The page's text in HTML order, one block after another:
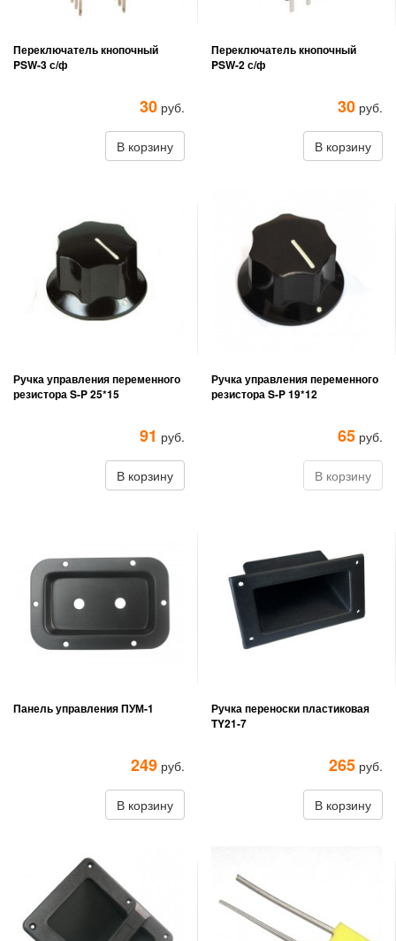
Переключатель кнопочный
PSW-3 с/ф
30 руб.
В корзину
Переключатель кнопочный
PSW-2 с/ф
30 руб.
В корзину
Ручка управления переменного
резистора S-P 25*15
91 руб.
В корзину
Ручка управления переменного
резистора S-P 19*12
65 руб.
В корзину
Панель управления ПУМ-1
249 руб.
В корзину
Ручка переноски пластиковая
TY21-7
265 руб.
В корзину